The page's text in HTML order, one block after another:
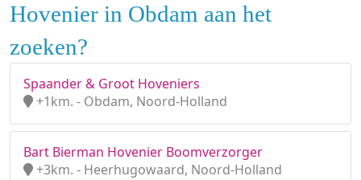
Hovenier in Obdam aan het
zoeken?
Spaander & Groot Hoveniers
+1km. - Obdam, Noord-Holland
Bart Bierman Hovenier Boomverzorger
+3km. - Heerhugowaard, Noord-Holland